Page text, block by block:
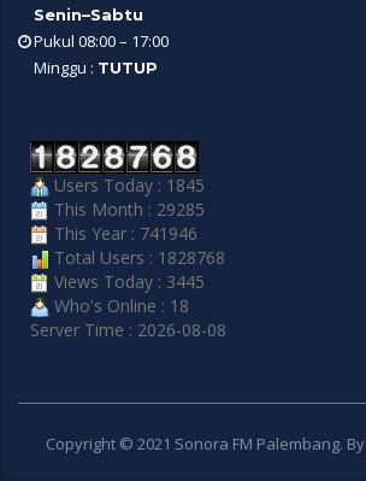
Senin–Sabtu
Pukul 08:00 – 17:00
Minggu : TUTUP
Users Today : 1845
This Month : 29285
This Year : 741946
Total Users : 1828768
Views Today : 3445
Who's Online : 18
Server Time : 2026-08-08
Copyright © 2021 Sonora FM Palembang. By